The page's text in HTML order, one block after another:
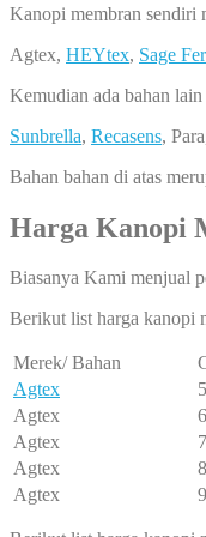
Kanopi membran sendiri
Agtex, HEYtex, Sage
Kemudian ada bahan
Sunbrella, Recasens,
Bahan bahan di atas
Harga Kanopi
Biasanya Kami menjual
Berikut list harga kanopi
Merek/ Bahan
Agtex
Agtex
Agtex
Agtex
Agtex